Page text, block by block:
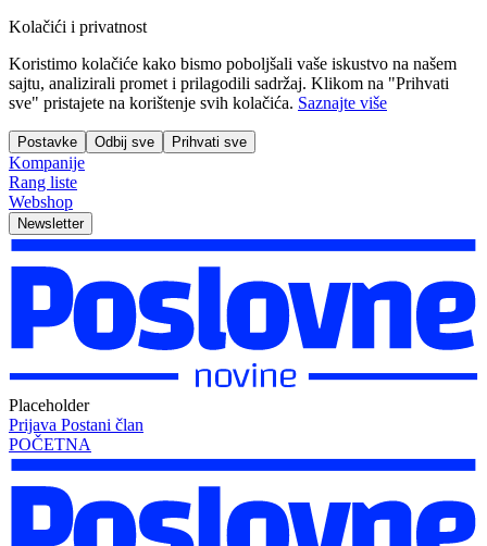
Kolačići i privatnost
Koristimo kolačiće kako bismo poboljšali vaše iskustvo na našem
sajtu, analizirali promet i prilagodili sadržaj. Klikom na "Prihvati
sve" pristajete na korištenje svih kolačića. Saznajte više
Postavke Odbij sve Prihvati sve
Kompanije
Rang liste
Webshop
Newsletter
Placeholder
Prijava Postani član
POČETNA